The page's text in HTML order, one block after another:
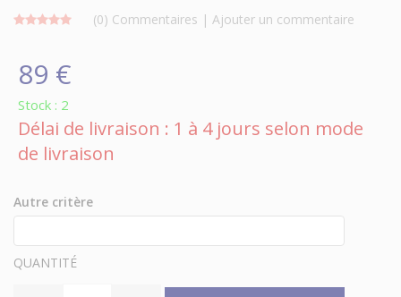
(0) Commentaires | Ajouter un commentaire
89 €
Stock : 2
Délai de livraison : 1 à 4 jours selon mode
de livraison
Autre critère
QUANTITÉ